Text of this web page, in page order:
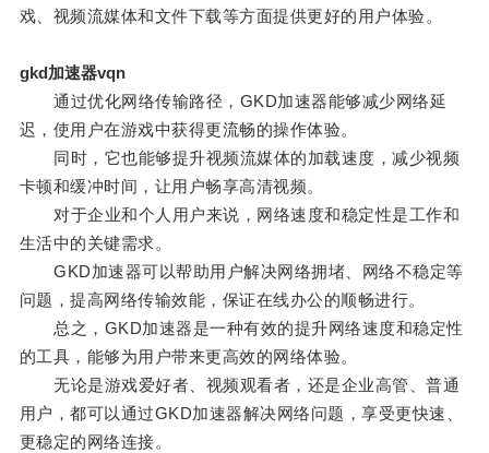
戏、视频流媒体和文件下载等方面提供更好的用户体验。
gkd加速器vqn
通过优化网络传输路径，GKD加速器能够减少网络延
迟，使用户在游戏中获得更流畅的操作体验。
同时，它也能够提升视频流媒体的加载速度，减少视频
卡顿和缓冲时间，让用户畅享高清视频。
对于企业和个人用户来说，网络速度和稳定性是工作和
生活中的关键需求。
GKD加速器可以帮助用户解决网络拥堵、网络不稳定等
问题，提高网络传输效能，保证在线办公的顺畅进行。
总之，GKD加速器是一种有效的提升网络速度和稳定性
的工具，能够为用户带来更高效的网络体验。
无论是游戏爱好者、视频观看者，还是企业高管、普通
用户，都可以通过GKD加速器解决网络问题，享受更快速、
更稳定的网络连接。